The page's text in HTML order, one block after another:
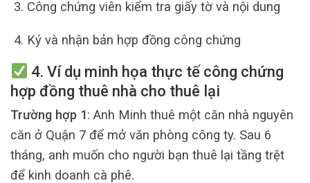
Công chứng viên kiểm tra giấy tờ và nội dung
Ký và nhận bản hợp đồng công chứng
4. Ví dụ minh họa thực tế công chứng
hợp đồng thuê nhà cho thuê lại
Trường hợp 1: Anh Minh thuê một căn nhà nguyên
căn ở Quận 7 để mở văn phòng công ty. Sau 6
tháng, anh muốn cho người bạn thuê lại tầng trệt
để kinh doanh cà phê.